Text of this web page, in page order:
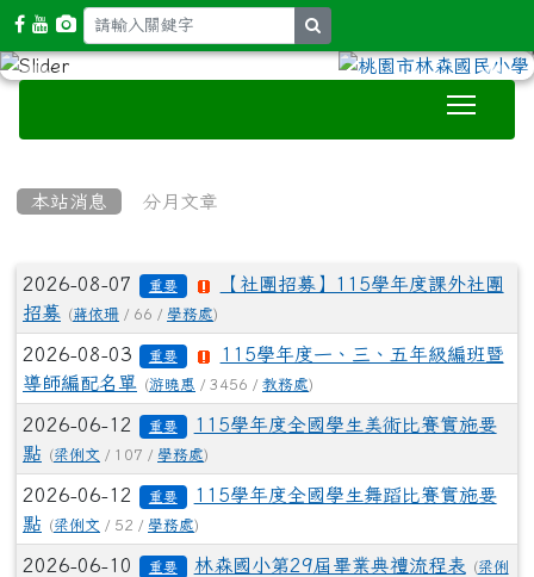
本站消息 分月文章
文章列表
2026-08-07 重要
【社團招募】115學年度課外社團
招募
(蔣依珊 / 66 / 學務處)
2026-08-03 重要
115學年度一、三、五年級編班暨
導師編配名單
(游曉惠 / 3456 / 教務處)
2026-06-12 重要
115學年度全國學生美術比賽實施要
點
(梁俐文 / 107 / 學務處)
2026-06-12 重要
115學年度全國學生舞蹈比賽實施要
點
(梁俐文 / 52 / 學務處)
2026-06-10 重要 林森國小第29屆畢業典禮流程表 (梁俐